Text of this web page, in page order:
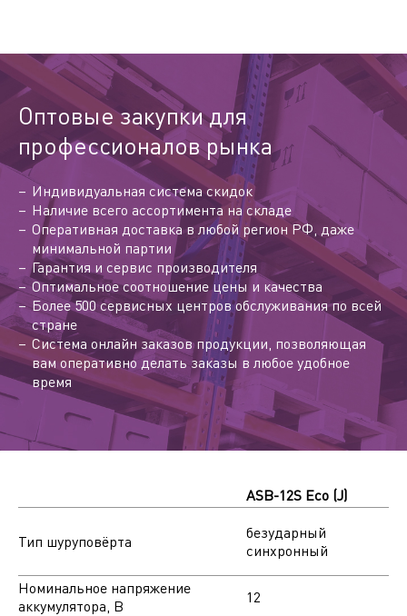
Оптовые закупки для
профессионалов рынка
Индивидуальная система скидок
Наличие всего ассортимента на складе
Оперативная доставка в любой регион РФ, даже
минимальной партии
Гарантия и сервис производителя
Оптимальное соотношение цены и качества
Более 500 сервисных центров обслуживания по всей
стране
Система онлайн заказов продукции, позволяющая
вам оперативно делать заказы в любое удобное
время
ASB-12S Eco (J)
Тип шуруповёрта
безударный
синхронный
Номинальное напряжение
аккумулятора, В
12